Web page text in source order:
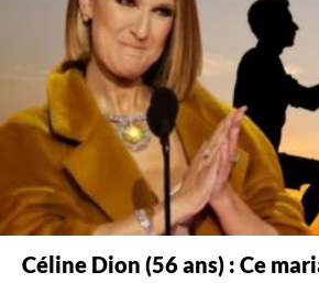
Céline Dion (56 ans) : Ce